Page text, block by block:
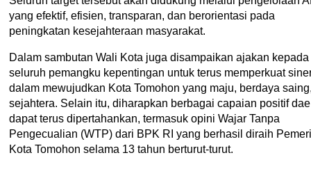
yang efektif, efisien, transparan, dan berorientasi pada
peningkatan kesejahteraan masyarakat.
Dalam sambutan Wali Kota juga disampaikan ajakan kepada
seluruh pemangku kepentingan untuk terus memperkuat
dalam mewujudkan Kota Tomohon yang maju, berdaya
sejahtera. Selain itu, diharapkan berbagai capaian positif
dapat terus dipertahankan, termasuk opini Wajar Tanpa
Pengecualian (WTP) dari BPK RI yang berhasil diraih
Kota Tomohon selama 13 tahun berturut-turut.